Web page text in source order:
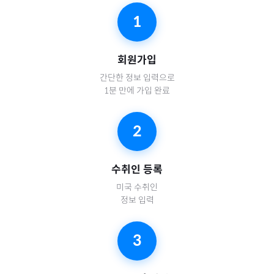
1
회원가입
간단한 정보 입력으로
1분 만에 가입 완료
2
수취인 등록
미국 수취인
정보 입력
3